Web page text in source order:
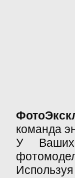
команда
У Ваших